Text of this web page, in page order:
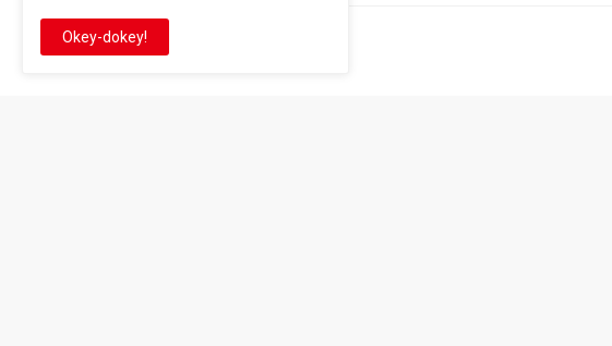
Postagem Anterior
Okey-dokey!